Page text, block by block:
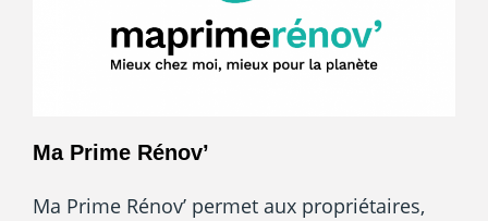
Ma Prime Rénov’​
Ma Prime Rénov’ permet aux propriétaires,